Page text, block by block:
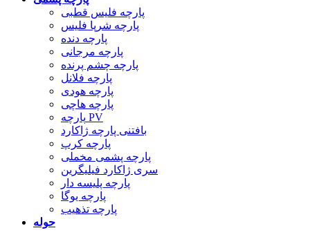
پارچه فلیس قطبی
پارچه شرپا فلیس
پارچه دنده
پارچه مرجانی
پارچه چشم پرنده
پارچه فلانل
پارچه هودی
پارچه هاچی
پارچه PV
بافتنی پارچه ژاکارد
پارچه کرپ
پارچه پشمی مخملی
سری ژاکارد فیلیگرین
پارچه پلیسه دار
پارچه یوگا
پارچه تذهیب
حوله